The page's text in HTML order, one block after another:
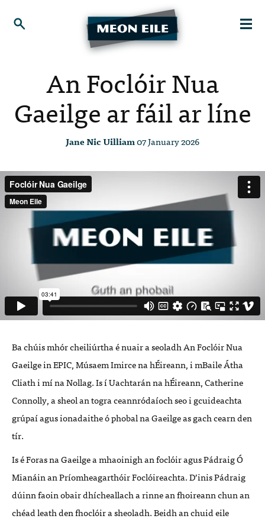
An Foclóir Nua
Gaeilge ar fáil ar líne
Jane Nic Uilliam07 January 2026
Ba chúis mhór cheiliúrthaénuair a seoladh An Foclóir Nua
Gaeilge in EPIC, Músaem Imirce na hÉireann,i mBaileÁtha
Cliathi mí na Nollag. IsíUachtarán na hÉireann, Catherine
Connolly,a sheol an togra ceannródaíoch seo i gcuideachta
grúpaí agus ionadaithe ó phobal na Gaeilge as gach cearn den
tír.
IséForas na Gaeilgea mhaoinigh an foclóir agus PádraigÓ
Mianáin an Príomheagarthóir Foclóireachta. D’inis Pádraig
dúinn faoin obair dhícheallach a rinne an fhoireann chun an
chéad leath den fhoclóir a sheoladh. Beidh an chuid eile